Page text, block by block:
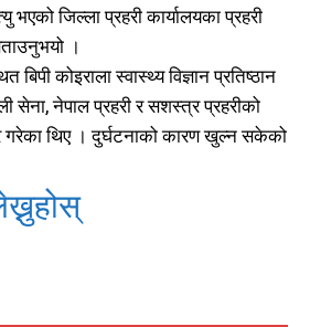
भएको जिल्ला प्रहरी कार्यालयका प्रहरी
।
कोइराला स्वास्थ्य विज्ञान प्रतिष्ठान
सेना, नेपाल प्रहरी र सशस्त्र प्रहरीको
गरेका थिए । दुर्घटनाको कारण खुल्न सकेको